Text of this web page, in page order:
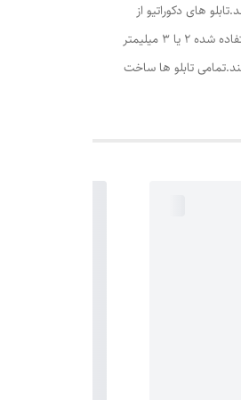
های دکوراتیو از
یک فریم PVC,شیشه,کاغذ عکس و مقوا یا تخته تشکیل می شود.تصویر تابلو بین شیشه و مقوا قرار می گیرد و تمامی آنها در یک قاب جاگذاری می گردند.ضخامت شیشه های استفاده شده 2 یا 3 میلیمتر
برخوردار هستند.تمامی تابلو ها ساخت